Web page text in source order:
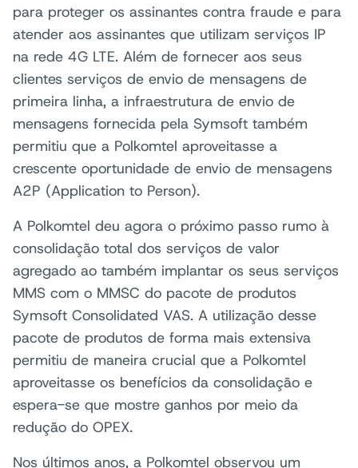
para proteger os assinantes contra fraude e para
atender aos assinantes que utilizam serviços IP
na rede 4G LTE. Além de fornecer aos seus
clientes serviços de envio de mensagens de
primeira linha, a infraestrutura de envio de
mensagens fornecida pela Symsoft também
permitiu que a Polkomtel aproveitasse a
crescente oportunidade de envio de mensagens
A2P (Application to Person).
A Polkomtel deu agora o próximo passo rumo à
consolidação total dos serviços de valor
agregado ao também implantar os seus serviços
MMS com o MMSC do pacote de produtos
Symsoft Consolidated VAS. A utilização desse
pacote de produtos de forma mais extensiva
permitiu de maneira crucial que a Polkomtel
aproveitasse os benefícios da consolidação e
espera-se que mostre ganhos por meio da
redução do OPEX.
Nos últimos anos, a Polkomtel observou um